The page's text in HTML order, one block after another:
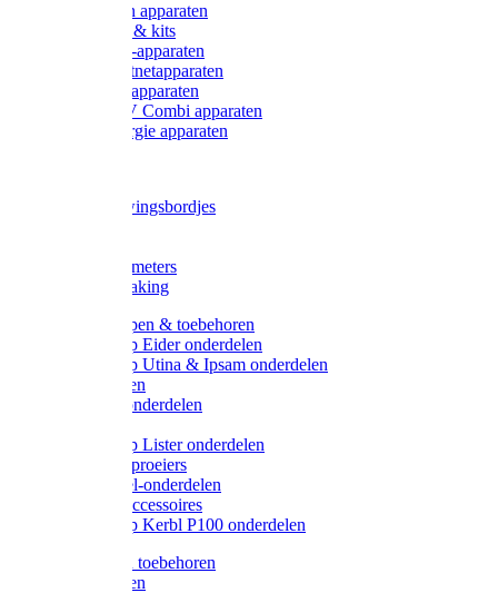
Onderdelen apparaten
Starter sets & kits
9V Batterij-apparaten
230V Lichtnetapparaten
12V Accu-apparaten
230V / 12V Combi apparaten
Zonne-energie apparaten
Waarschuwingsbordjes
Wegers en meters
Video bewaking
Weidepompen & toebehoren
Weidepomp Eider onderdelen
Weidepomp Utina & Ipsam onderdelen
Drinkbakken
Drinkbak onderdelen
Weidepomp Lister onderdelen
Nippels / Sproeiers
Drinknippel-onderdelen
Drinkbak accessoires
Weidepomp Kerbl P100 onderdelen
Oormerken toebehoren
Enkelbanden